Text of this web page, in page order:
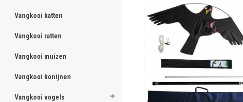
Vangkooi katten
Vangkooi ratten
Vangkooi muizen
Vangkooi konijnen
Vangkooi vogels
ghost
ghost
ghost
ghost
ghost